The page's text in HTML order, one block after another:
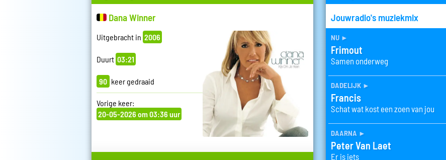
Dana Winner
Uitgebracht in 2006
Duurt 03:21
90 keer gedraaid
Vorige keer:
20-05-2026 om 03:36 uur
Jouwradio's muziekmix
nu ►
Frimout
Samen onderweg
dadelijk ►
Francis
Schat wat kost een zoen van jou
daarna ►
Peter Van Laet
Er is iets